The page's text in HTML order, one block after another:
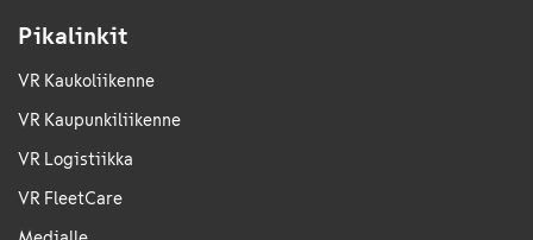
Pikalinkit
VR Kaukoliikenne
VR Kaupunkiliikenne
VR Logistiikka
VR FleetCare